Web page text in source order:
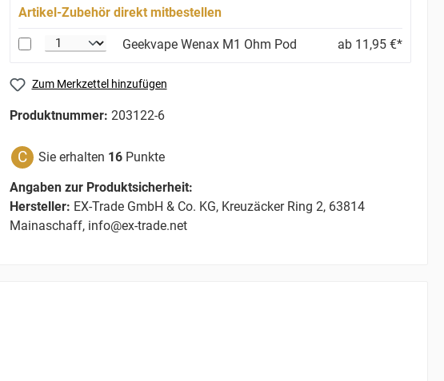
Artikel-Zubehör direkt mitbestellen
Geekvape Wenax M1 Ohm Pod ab 11,95 €*
Zum Merkzettel hinzufügen
Produktnummer: 203122-6
C Sie erhalten 16 Punkte
Angaben zur Produktsicherheit:
Hersteller: EX-Trade GmbH & Co. KG, Kreuzäcker Ring 2, 63814
Mainaschaff, info@ex-trade.net